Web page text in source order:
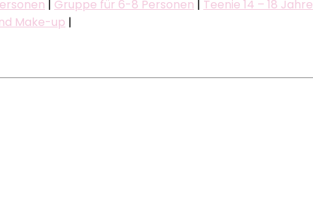
Gruppe für 6-8 Personen Teenie 14 – 18 Jahre
Make-up |